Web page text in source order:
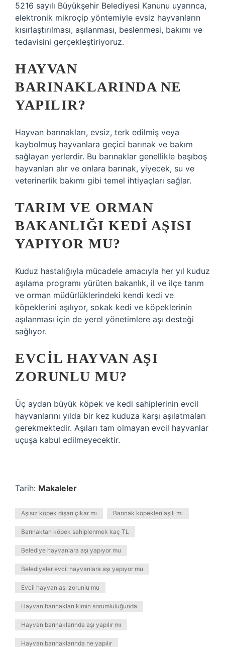
5216 sayılı Büyükşehir Belediyesi Kanunu uyarınca,
elektronik mikroçip yöntemiyle evsiz hayvanların
kısırlaştırılması, aşılanması, beslenmesi, bakımı ve
tedavisini gerçekleştiriyoruz.
HAYVAN
BARINAKLARINDA NE
YAPILIR?
Hayvan barınakları, evsiz, terk edilmiş veya
kaybolmuş hayvanlara geçici barınak ve bakım
sağlayan yerlerdir. Bu barınaklar genellikle başıboş
hayvanları alır ve onlara barınak, yiyecek, su ve
veterinerlik bakımı gibi temel ihtiyaçları sağlar.
TARIM VE ORMAN
BAKANLIĞI KEDI AŞISI
YAPIYOR MU?
Kuduz hastalığıyla mücadele amacıyla her yıl kuduz
aşılama programı yürüten bakanlık, il ve ilçe tarım
ve orman müdürlüklerindeki kendi kedi ve
köpeklerini aşılıyor, sokak kedi ve köpeklerinin
aşılanması için de yerel yönetimlere aşı desteği
sağlıyor.
EVCIL HAYVAN AŞI
ZORUNLU MU?
Üç aydan büyük köpek ve kedi sahiplerinin evcil
hayvanlarını yılda bir kez kuduza karşı aşılatmaları
gerekmektedir. Aşıları tam olmayan evcil hayvanlar
uçuşa kabul edilmeyecektir.
Tarih: Makaleler
Aşısız köpek dışarı çıkar mı Barınak köpekleri aşılı mı
Barınaktan köpek sahiplenmek kaç TL
Belediye hayvanlara aşı yapıyor mu
Belediyeler evcil hayvanlara aşı yapıyor mu
Evcil hayvan aşı zorunlu mu
Hayvan barınakları kimin sorumluluğunda
Hayvan barınaklarında aşı yapılır mı
Hayvan barınaklarında ne yapılır